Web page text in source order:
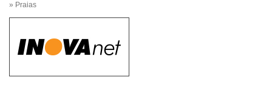
» Praias